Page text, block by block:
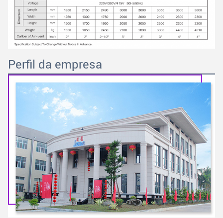
Perfil da empresa